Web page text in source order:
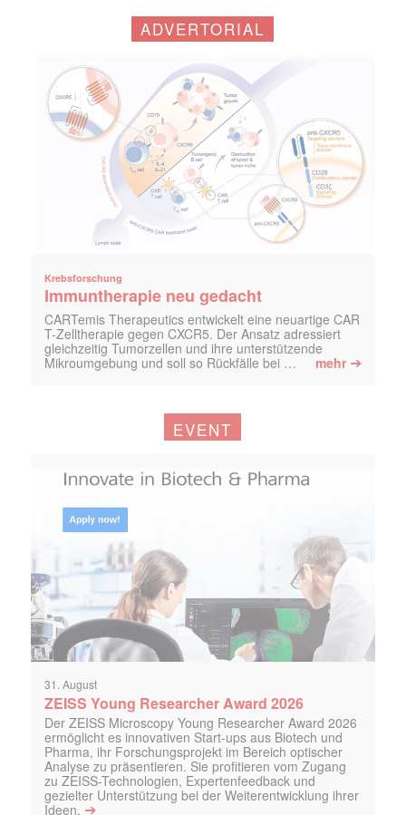
ADVERTORIAL
Krebsforschung
Immuntherapie neu gedacht
CARTemis Therapeutics entwickelt eine neuartige CAR
T-Zelltherapie gegen CXCR5. Der Ansatz adressiert
gleichzeitig Tumorzellen und ihre unterstützende
Mikroumgebung und soll so Rückfälle bei …
mehr ➔
EVENT
31. August
ZEISS Young Researcher Award 2026
Der ZEISS Microscopy Young Researcher Award 2026
ermöglicht es innovativen Start-ups aus Biotech und
Pharma, ihr Forschungsprojekt im Bereich optischer
Analyse zu präsentieren. Sie profitieren vom Zugang
zu ZEISS-Technologien, Expertenfeedback und
gezielter Unterstützung bei der Weiterentwicklung ihrer
Ideen. ➔